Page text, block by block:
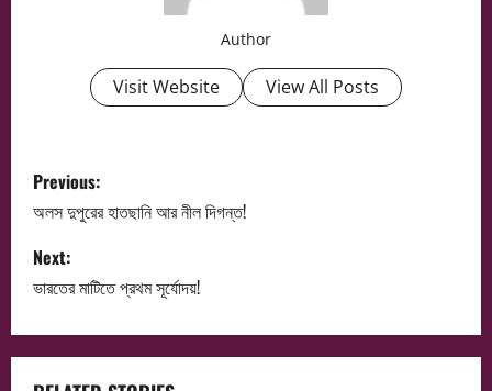
Author
Visit Website View All Posts
P
o
s
n
Previous:
অলস দুপুরের হাতছানি আর নীল দিগন্ত!
Next:
ভারতের মাটিতে প্রথম সূর্যোদয়!